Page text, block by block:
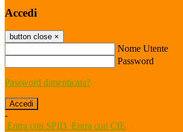
Accedi
button close ×
Nome Utente
Password
Password dimenticata?
-
Entra con SPID Entra con CIE